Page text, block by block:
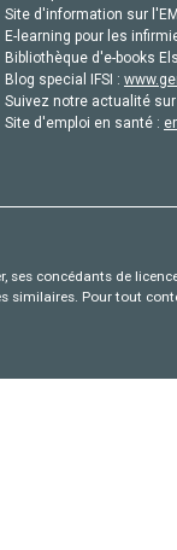
Site d'information sur
E-learning pour les
Bibliothèque d'e-books
Blog special IFSI :
Suivez notre actualité
Site d'emploi en santé :
ses concédants de
similaires. Pour tout